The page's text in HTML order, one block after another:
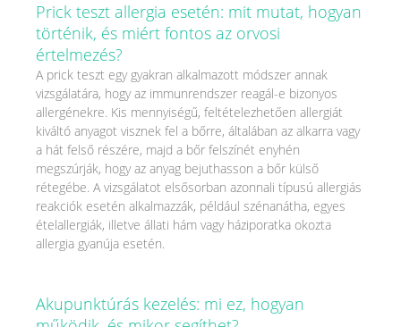
Prick teszt allergia esetén: mit mutat, hogyan
történik, és miért fontos az orvosi
értelmezés?
A prick teszt egy gyakran alkalmazott módszer annak
vizsgálatára, hogy az immunrendszer reagál-e bizonyos
allergénekre. Kis mennyiségű, feltételezhetően allergiát
kiváltó anyagot visznek fel a bőrre, általában az alkarra vagy
a hát felső részére, majd a bőr felszínét enyhén
megszúrják, hogy az anyag bejuthasson a bőr külső
rétegébe. A vizsgálatot elsősorban azonnali típusú allergiás
reakciók esetén alkalmazzák, például szénanátha, egyes
ételallergiák, illetve állati hám vagy háziporatka okozta
allergia gyanúja esetén.
Akupunktúrás kezelés: mi ez, hogyan